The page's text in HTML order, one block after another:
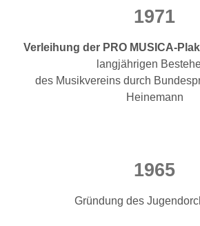
1971
Verleihung der PRO MUSICA-
langjährigen
des Musikvereins durch
Heinemann
1965
Gründung des